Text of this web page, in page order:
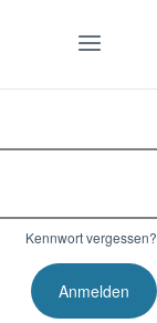
Kennwort vergessen?